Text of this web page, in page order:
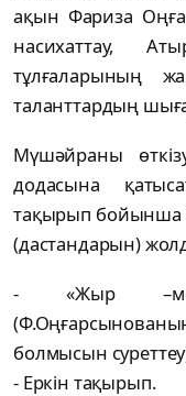
ақын Фариза
насихаттау,
тұлғаларының
таланттардың
Мүшәйраны
додасына
тақырып бойынша
(дастандарын)
- «Жыр
болмысын
- Еркін тақырып.